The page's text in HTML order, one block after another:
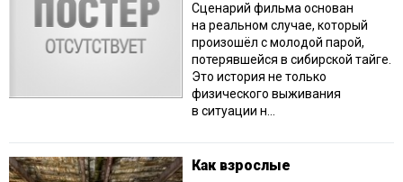
Сценарий фильма основан
на реальном случае, который
произошёл с молодой парой,
потерявшейся в сибирской тайге.
Это история не только
физического выживания
в ситуации н...
Как взрослые